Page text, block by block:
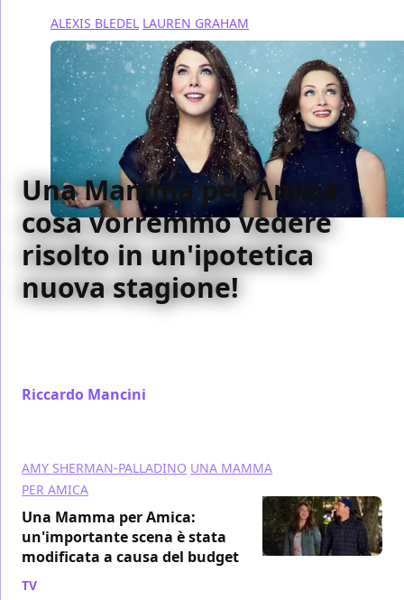
ALEXIS BLEDEL LAUREN GRAHAM
Una Mamma per Amica:
cosa vorremmo vedere
risolto in un'ipotetica
nuova stagione!
Riccardo Mancini
AMY SHERMAN-PALLADINO UNA MAMMA
PER AMICA
Una Mamma per Amica:
un'importante scena è stata
modificata a causa del budget
TV